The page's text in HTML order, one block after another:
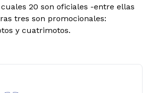
20 son oficiales -entre ellas
tres son promocionales:
y cuatrimotos.